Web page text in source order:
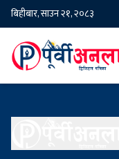
बिहीबार, साउन २१, २०८३